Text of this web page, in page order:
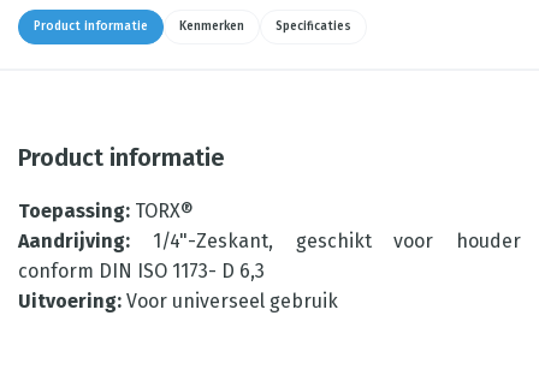
Product informatie Kenmerken Specificaties
Product informatie
Toepassing: TORX®
Aandrijving: 1/4"-Zeskant, geschikt voor houder
conform DIN ISO 1173- D 6,3
Uitvoering: Voor universeel gebruik